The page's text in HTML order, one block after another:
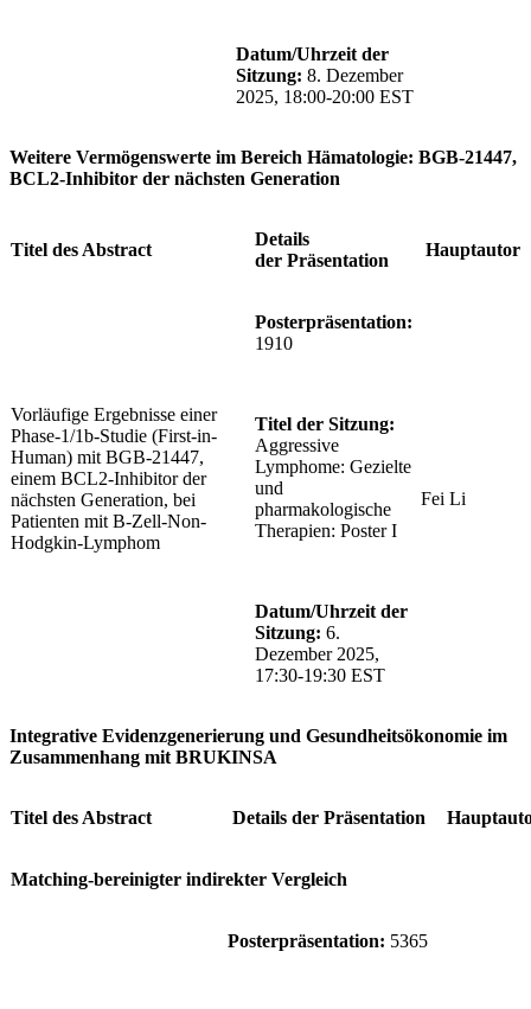
Datum/Uhrzeit der
Sitzung: 8. Dezember
2025, 18:00-20:00 EST
Weitere Vermögenswerte im Bereich Hämatologie: BGB-21447,
BCL2-Inhibitor der nächsten Generation
Titel des Abstract
Details
der Präsentation
Hauptautor
Vorläufige Ergebnisse einer
Phase-1/1b-Studie (First-in-
Human) mit BGB-21447,
einem BCL2-Inhibitor der
nächsten Generation, bei
Patienten mit B-Zell-Non-
Hodgkin-Lymphom
Posterpräsentation:
1910
Titel der Sitzung:
Aggressive
Lymphome: Gezielte
und
pharmakologische
Therapien: Poster I
Datum/Uhrzeit der
Sitzung: 6.
Dezember 2025,
17:30-19:30 EST
Fei Li
Integrative Evidenzgenerierung und Gesundheitsökonomie im
Zusammenhang mit BRUKINSA
Titel des Abstract Details der Präsentation
Matching-bereinigter indirekter Vergleich
Posterpräsentation: 5365